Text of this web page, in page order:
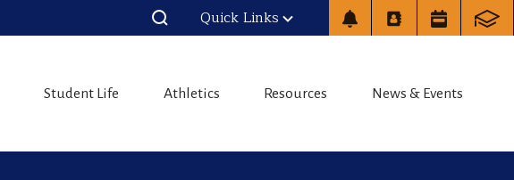
Quick Links
Student Life Athletics Resources News & Events